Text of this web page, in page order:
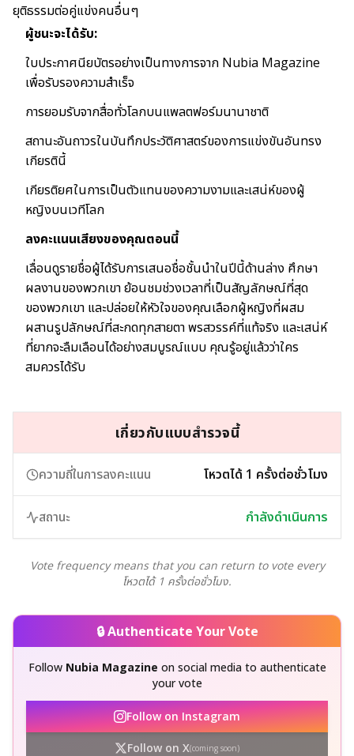
ยุติธรรมต่อคู่แข่งคนอื่นๆ
ผู้ชนะจะได้รับ:
ใบประกาศนียบัตรอย่างเป็นทางการจาก Nubia Magazine
เพื่อรับรองความสำเร็จ
การยอมรับจากสื่อทั่วโลกบนแพลตฟอร์มนานาชาติ
สถานะอันถาวรในบันทึกประวัติศาสตร์ของการแข่งขันอันทรง
เกียรตินี้
เกียรติยศในการเป็นตัวแทนของความงามและเสน่ห์ของผู้
หญิงบนเวทีโลก
ลงคะแนนเสียงของคุณตอนนี้
เลื่อนดูรายชื่อผู้ได้รับการเสนอชื่อชั้นนำในปีนี้ด้านล่าง ศึกษา
ผลงานของพวกเขา ย้อนชมช่วงเวลาที่เป็นสัญลักษณ์ที่สุด
ของพวกเขา และปล่อยให้หัวใจของคุณเลือกผู้หญิงที่ผสม
ผสานรูปลักษณ์ที่สะกดทุกสายตา พรสวรรค์ที่แท้จริง และเสน่ห์
ที่ยากจะลืมเลือนได้อย่างสมบูรณ์แบบ คุณรู้อยู่แล้วว่าใคร
สมควรได้รับ
เกี่ยวกับแบบสำรวจนี้
ความถี่ในการลงคะแนน โหวตได้ 1 ครั้งต่อชั่วโมง
สถานะ กำลังดำเนินการ
Vote frequency means that you can return to vote every
โหวตได้ 1 ครั้งต่อชั่วโมง.
🔒 Authenticate Your Vote
Follow Nubia Magazine on social media to authenticate
your vote
Follow on Instagram
Follow on X(coming soon)